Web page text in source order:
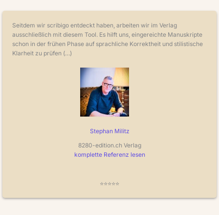
Seitdem wir scribigo entdeckt haben, arbeiten wir im Verlag
ausschließlich mit diesem Tool. Es hilft uns, eingereichte Manuskripte
schon in der frühen Phase auf sprachliche Korrektheit und stilistische
Klarheit zu prüfen (…)
Stephan Militz
8280-edition.ch Verlag
komplette Referenz lesen
⭐⭐⭐⭐⭐